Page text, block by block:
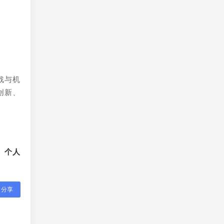
与机
、
个人
分享